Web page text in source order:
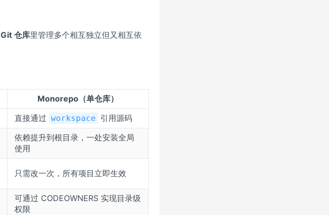
仓库里管理多个相互独立但又相互依
Monorepo（单仓库）
直接通过 workspace 引用源码
依赖提升到根目录，一处安装全局
使用
只需改一次，所有项目立即生效
可通过 CODEOWNERS 实现目录级
权限